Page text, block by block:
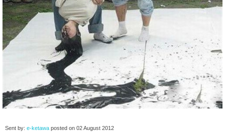
Sent by: e-ketawa posted on 02 August 2012